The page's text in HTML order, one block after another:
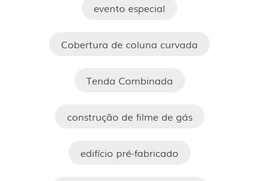
evento especial
Cobertura de coluna curvada
Tenda Combinada
construção de filme de gás
edifício pré-fabricado